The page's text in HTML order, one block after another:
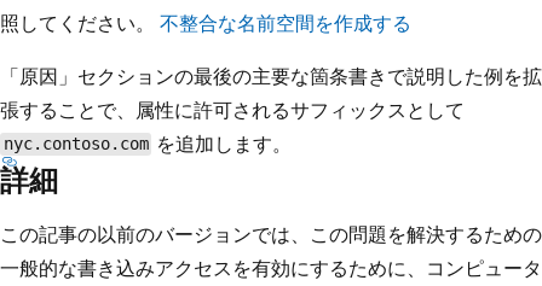
照してください。 不整合な名前空間を作成する
「原因」セクションの最後の主要な箇条書きで説明した例を拡
張することで、属性に許可されるサフィックスとして
nyc.contoso.com を追加します。
詳細
この記事の以前のバージョンでは、この問題を解決するための
一般的な書き込みアクセスを有効にするために、コンピュータ